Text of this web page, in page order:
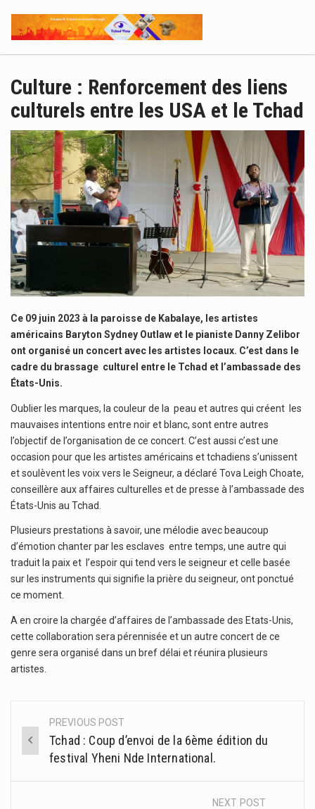
Culture : Renforcement des liens
culturels entre les USA et le Tchad
Ce 09 juin 2023 à la paroisse de Kabalaye, les artistes
américains Baryton Sydney Outlaw et le pianiste Danny Zelibor
ont organisé un concert avec les artistes locaux. C’est dans le
cadre du brassage culturel entre le Tchad et l’ambassade des
États-Unis.
Oublier les marques, la couleur de la peau et autres qui créent les
mauvaises intentions entre noir et blanc, sont entre autres
l’objectif de l’organisation de ce concert. C’est aussi c’est une
occasion pour que les artistes américains et tchadiens s’unissent
et soulèvent les voix vers le Seigneur, a déclaré Tova Leigh Choate,
conseillère aux affaires culturelles et de presse à l’ambassade des
États-Unis au Tchad.
Plusieurs prestations à savoir, une mélodie avec beaucoup
d’émotion chanter par les esclaves entre temps, une autre qui
traduit la paix et l’espoir qui tend vers le seigneur et celle basée
sur les instruments qui signifie la prière du seigneur, ont ponctué
ce moment.
A en croire la chargée d’affaires de l’ambassade des Etats-Unis,
cette collaboration sera pérennisée et un autre concert de ce
genre sera organisé dans un bref délai et réunira plusieurs
artistes.
Post
navigation
PREVIOUS POST
Tchad : Coup d’envoi de la 6ème édition du
festival Yheni Nde International.
NEXT POST